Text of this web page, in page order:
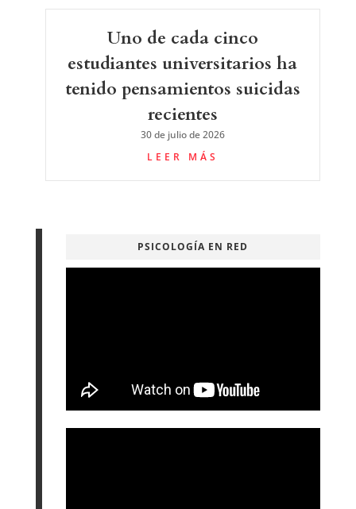
Uno de cada cinco
estudiantes universitarios ha
tenido pensamientos suicidas
recientes
30 de julio de 2026
LEER MÁS
PSICOLOGÍA EN RED